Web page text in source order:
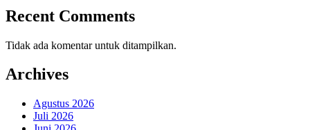
Recent Comments
Tidak ada komentar untuk ditampilkan.
Archives
Agustus 2026
Juli 2026